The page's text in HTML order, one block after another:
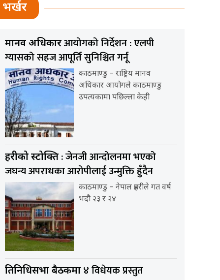
भर्खर
मानव अधिकारआयोगको निर्देशन : एलपी
ग्यासको सहज आपूर्ति सुनिश्चित गर्नू
काठमाण्डु – राष्ट्रिय मानव
अधिकार आयोगले काठमाण्डु
उपत्यकामा पछिल्ला केही
प्रहरीको प्रस्टोक्ति : जेनजी आन्दोलनमा भएको
जघन्य अपराधका आरोपीलाई उन्मुक्ति हुँदैन
काठमाण्डु – नेपाल प्रहरीले गत वर्ष
भदौ २३ र २४
प्रतिनिधिसभा बैठकमा ४ विधेयक प्रस्तुत